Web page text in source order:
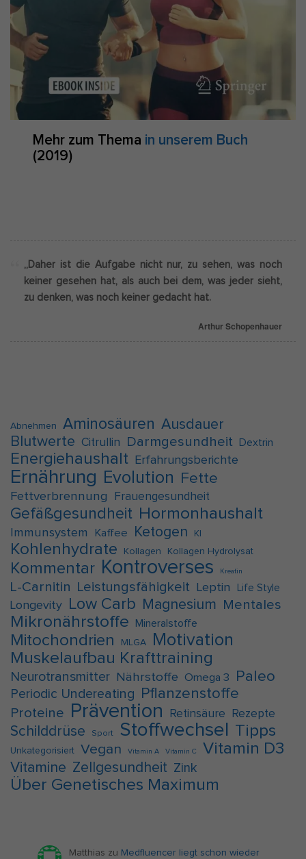
Mehr zum Thema in unserem Buch
(2019)
„Daher ist die Aufgabe nicht nur, zu sehen, was noch
keiner gesehen hat, als auch bei dem, was jeder sieht,
zu denken, was noch keiner gedacht hat.
Arthur Schopenhauer
Abnehmen Aminosäuren Ausdauer
Blutwerte
Citrullin Darmgesundheit Dextrin
Energiehaushalt Erfahrungsberichte
Ernährung Evolution Fette
Fettverbrennung Frauengesundheit
Gefäßgesundheit Hormonhaushalt
Immunsystem Kaffee Ketogen KI
Kohlenhydrate Kollagen Kollagen Hydrolysat
Kommentar Kontroverses Kreatin
L-Carnitin Leistungsfähigkeit Leptin Life Style
Longevity Low Carb Magnesium Mentales
Mikronährstoffe Mineralstoffe
Mitochondrien MLGA Motivation
Muskelaufbau Krafttraining
Neurotransmitter Nährstoffe Omega 3 Paleo
Periodic Undereating Pflanzenstoffe
Proteine Prävention Retinsäure Rezepte
Schilddrüse Sport Stoffwechsel Tipps
Unkategorisiert Vegan Vitamin A Vitamin C Vitamin D3
Vitamine Zellgesundheit Zink
Über Genetisches Maximum
Matthias zu Medfluencer liegt schon wieder